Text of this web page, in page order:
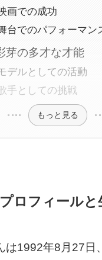
画での成功
台でのパフォーマン
芽の多才な才能
デルとしての活動
手としての挑戦
もっと見る
ロフィールと
は1992年8月27日